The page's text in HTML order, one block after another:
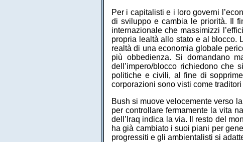
Per i capitalisti e i loro governi
di sviluppo e cambia le priorità. Il
internazionale che massimizzi
propria lealtà allo stato e al blocco.
realtà di una economia globale
più obbedienza. Si domandano
dell’impero/blocco richiedono che
politiche e civili, al fine di
corporazioni sono visti come
Bush si muove velocemente verso
per controllare fermamente la vita
dell’Iraq indica la via. Il resto del
ha già cambiato i suoi piani per
progressiti e gli ambientalisti si